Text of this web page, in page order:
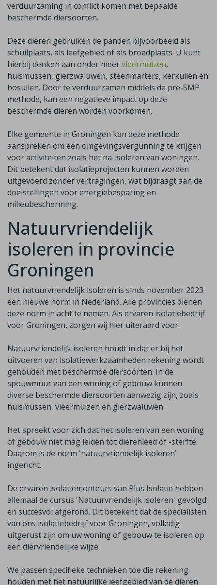
verduurzaming in conflict komen met bepaalde
beschermde diersoorten.
Deze dieren gebruiken de panden bijvoorbeeld als
schuilplaats, als leefgebied of als broedplaats. U kunt
hierbij denken aan onder meervleermuizen,
huismussen, gierzwaluwen, steenmarters, kerkuilen en
bosuilen. Door te verduurzamen middels de pre-SMP
methode, kan een negatieve impact op deze
beschermde dieren worden voorkomen.
Elke gemeente in Groningen kan deze methode
aanspreken om een omgevingsvergunning te krijgen
voor activiteiten zoals het na-isoleren van woningen.
Dit betekent dat isolatieprojecten kunnen worden
uitgevoerd zonder vertragingen, wat bijdraagt aan de
doelstellingen voor energiebesparing en
milieubescherming.
Natuurvriendelijk
isoleren in provincie
Groningen
Het natuurvriendelijk isoleren is sinds november 2023
een nieuwe norm in Nederland. Alle provincies dienen
deze norm in acht te nemen. Als ervaren isolatiebedrijf
voor Groningen, zorgen wij hier uiteraard voor.
Natuurvriendelijk isoleren houdt in dat er bij het
uitvoeren van isolatiewerkzaamheden rekening wordt
gehouden met beschermde diersoorten. In de
spouwmuur van een woning of gebouw kunnen
diverse beschermde diersoorten aanwezig zijn, zoals
huismussen, vleermuizen en gierzwaluwen.
Het spreekt voor zich dat het isoleren van een woning
of gebouw niet mag leiden tot dierenleed of -sterfte.
Daarom is de norm 'natuurvriendelijk isoleren'
ingericht.
De ervaren isolatiemonteurs van Plus Isolatie hebben
allemaal de cursus 'Natuurvriendelijk isoleren' gevolgd
en succesvol afgerond. Dit betekent dat de specialisten
van ons isolatiebedrijf voor Groningen, volledig
uitgerust zijn om uw woning of gebouw te isoleren op
een diervriendelijke wijze.
We passen specifieke technieken toe die rekening
houden met het natuurlijke leefgebied van de dieren